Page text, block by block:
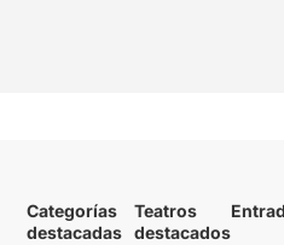
Categorías
destacadas
Teatros
destacados